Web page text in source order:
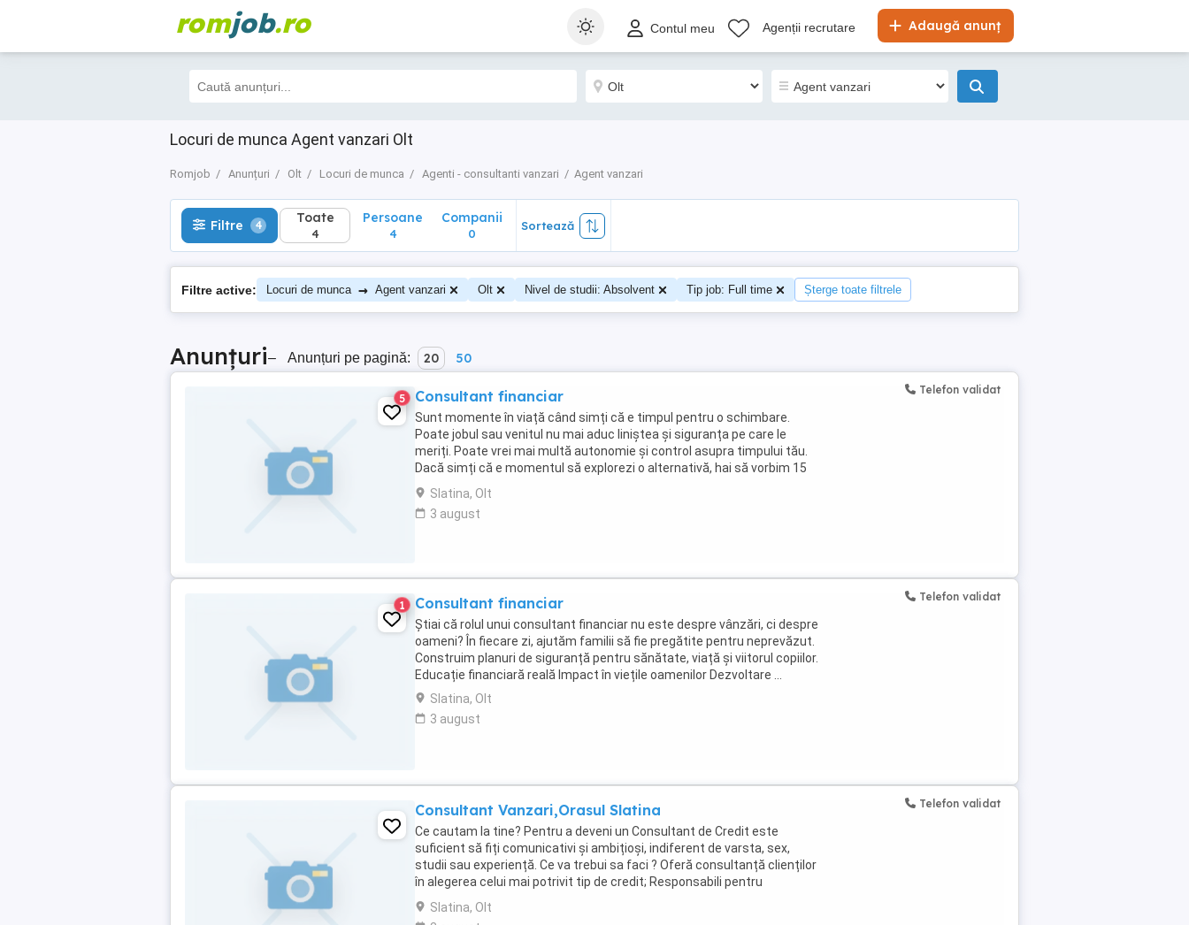
romjob.ro Adaugă anunț
Contul meu Agenții recrutare
Locuri de munca Agent vanzari Olt
Romjob Anunțuri Olt Locuri de munca Agenti - consultanti vanzari Agent vanzari
Filtre 4 Toate
4
Filtre 4 Toate
4
Persoane
4
Companii
0
Sortează
Filtre active: Locuri de munca → Agent vanzari Olt Nivel de studii: Absolvent Tip job: Full time Șterge toate filtrele
Anunțuri– Anunțuri pe pagină: 20 50
5 Consultant financiar
Sunt momente în viață când simți că e timpul pentru o schimbare.
Poate jobul sau venitul nu mai aduc liniștea și siguranța pe care le
meriți. Poate vrei mai multă autonomie și control asupra timpului tău.
Dacă simți că e momentul să explorezi o alternativă, hai să vorbim 15
minute fără presiune, doar ...
Slatina, Olt
3 august
Telefon validat
1 Consultant financiar
Știai că rolul unui consultant financiar nu este despre vânzări, ci despre
oameni? În fiecare zi, ajutăm familii să fie pregătite pentru neprevăzut.
Construim planuri de siguranță pentru sănătate, viață și viitorul copiilor.
Educație financiară reală Impact în viețile oamenilor Dezvoltare ...
Slatina, Olt
3 august
Telefon validat
Consultant Vanzari,Orasul Slatina
Ce cautam la tine? Pentru a deveni un Consultant de Credit este
suficient să fiți comunicativi și ambițioși, indiferent de varsta, sex,
studii sau experiență. Ce va trebui sa faci ? Oferă consultanță clienților
în alegerea celui mai potrivit tip de credit; Responsabili pentru
colectarea ratelor ...
Slatina, Olt
Telefon validat